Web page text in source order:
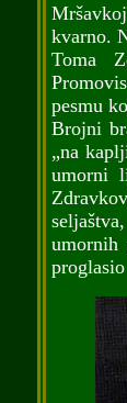
kvarno.
Toma
pesmu
Brojni
„na
umorni
umornih